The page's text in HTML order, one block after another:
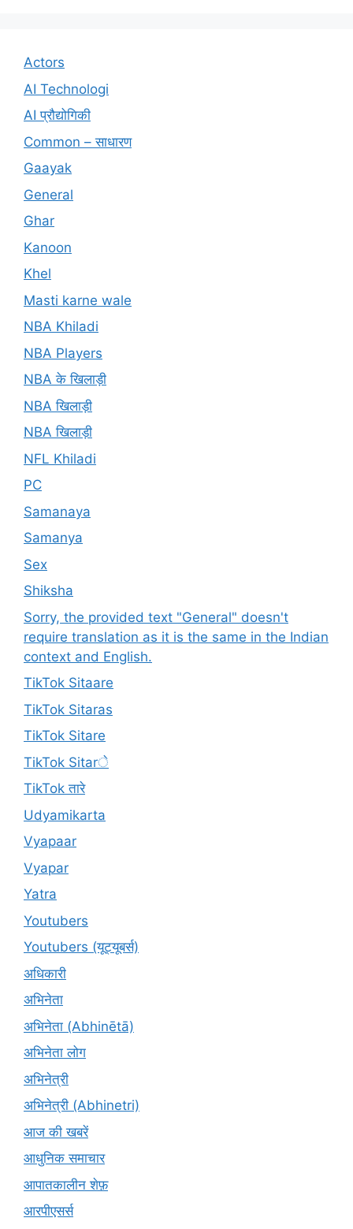
Actors
AI Technologi
AI प्रौद्योगिकी
Common – साधारण
Gaayak
General
Ghar
Kanoon
Khel
Masti karne wale
NBA Khiladi
NBA Players
NBA के खिलाड़ी
NBA खिलाड़ी
NBA खिलाड़ी
NFL Khiladi
PC
Samanaya
Samanya
Sex
Shiksha
Sorry, the provided text "General" doesn't
require translation as it is the same in the Indian
context and English.
TikTok Sitaare
TikTok Sitaras
TikTok Sitare
TikTok Sitarे
TikTok तारे
Udyamikarta
Vyapaar
Vyapar
Yatra
Youtubers
Youtubers (यूट्यूबर्स)
अधिकारी
अभिनेता
अभिनेता (Abhinētā)
अभिनेता लोग
अभिनेत्री
अभिनेत्री (Abhinetri)
आज की खबरें
आधुनिक समाचार
आपातकालीन शेफ़
आरपीएसर्स